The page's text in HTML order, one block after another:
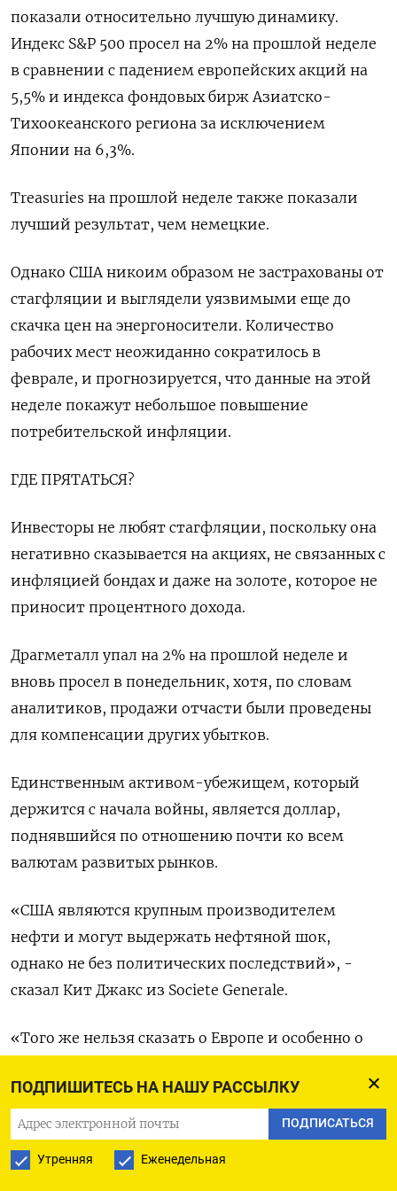
ПОДПИШИТЕСЬ НА НАШУ РАССЫЛКУ
ПОДПИСАТЬСЯ
Утренняя Еженедельная
показали относительно лучшую динамику.
Индекс S&P 500 просел на 2% на прошлой неделе
в сравнении с падением ​европейских акций на
5,5% и индекса фондовых бирж Азиатско-
Тихоокеанского региона за исключением
⁠Японии на 6,3%.
Treasuries на прошлой неделе также показали
лучший результат, чем немецкие.
Однако США никоим образом не застрахованы от
стагфляции и выглядели уязвимыми еще до
скачка цен на энергоносители. Количество
рабочих мест неожиданно сократилось в
феврале, и прогнозируется, что данные на этой
неделе покажут небольшое повышение
потребительской инфляции.
ГДЕ ПРЯТАТЬСЯ?
Инвесторы ‌не любят стагфляции, поскольку она
негативно сказывается на акциях, не связанных с
инфляцией бондах и даже на золоте, которое не
приносит процентного дохода.
Драгметалл упал на 2% на прошлой неделе и
вновь просел ‌в понедельник, хотя, по словам
аналитиков, продажи отчасти были проведены
для компенсации других убытков.
Единственным активом-убежищем, который
держится с начала войны, является доллар,
поднявшийся по отношению почти ко всем
валютам развитых рынков.
«США являются крупным производителем ​
нефти и могут выдержать нефтяной шок,
однако не без политических последствий», -
сказал Кит Джакс из Societe Generale.
«Того же нельзя сказать о Европе и особенно ‌о
Оригинал сообщения на английском языке
доступен по коду: